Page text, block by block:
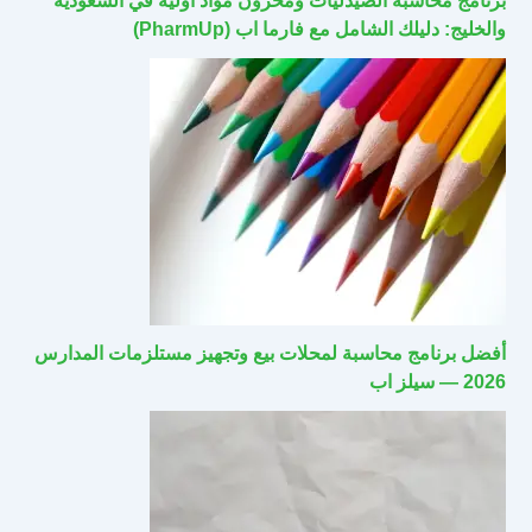
والخليج: دليلك الشامل مع فارما اب (PharmUp)
أفضل برنامج محاسبة لمحلات بيع وتجهيز مستلزمات المدارس
2026 — سيلز اب